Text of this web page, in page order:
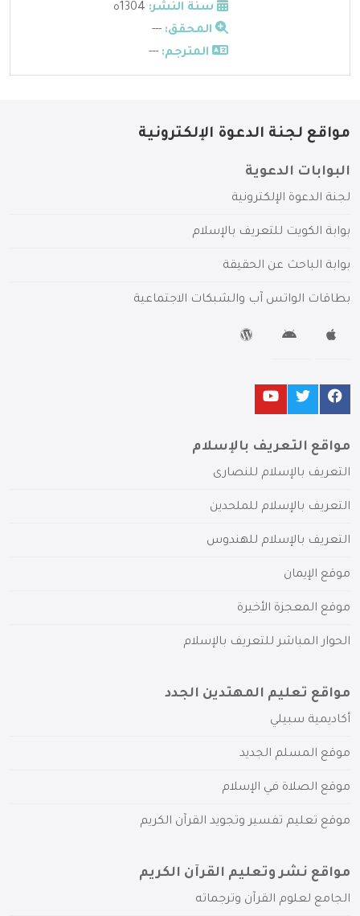
سنة النشر:
المحقق: ---
المترجم: ---
مواقع لجنة الدعوة الإلكترونية
البوابات الدعوية
لجنة الدعوة الإلكترونية
بوابة الكويت للتعريف بالإسلام
بوابة الباحث عن الحقيقة
بطاقات الواتس آب والشبكات الاجتماعية
مواقع التعريف بالإسلام
التعريف بالإسلام للنصارى
التعريف بالإسلام للملحدين
التعريف بالإسلام للهندوس
موقع الإيمان
موقع المعجزة الأخيرة
الحوار المباشر للتعريف بالإسلام
مواقع تعليم المهتدين الجدد
أكاديمية سبيلي
موقع المسلم الجديد
موقع الصلاة في الإسلام
موقع تعليم تفسير وتجويد القرآن الكريم
مواقع نشر وتعليم القرآن الكريم
الجامع لعلوم القرآن وترجماته